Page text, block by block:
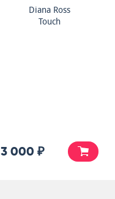
Diana Ross
Touch
3 000 ₽